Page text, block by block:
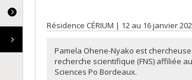
Résidence CÉRIUM | 12 au 16 janvier
Pamela Ohene-Nyako est
recherche scientifique (FNS) affiliée
Sciences Po Bordeaux.